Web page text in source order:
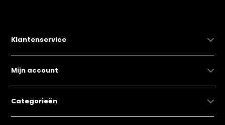
Klantenservice
Mijn account
Categorieën